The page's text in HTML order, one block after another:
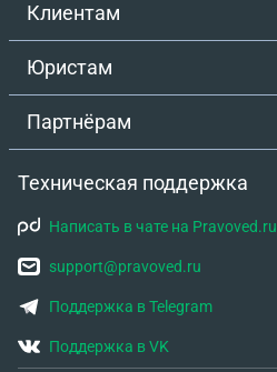
Клиентам
Юристам
Партнёрам
Техническая поддержка
Написать в чате на Pravoved.ru
support@pravoved.ru
Поддержка в Telegram
Поддержка в VK